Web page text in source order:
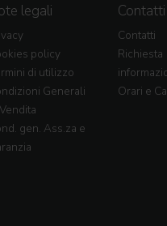
legali
policy
di utilizzo
Generali
gen. Ass.za e
Contatti
Contatti
Richiesta
Orari e